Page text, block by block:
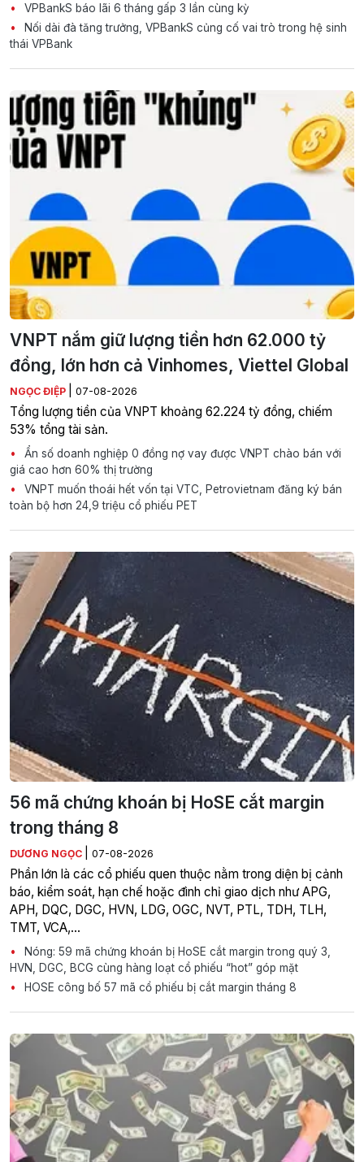
VPBankS báo lãi 6 tháng gấp 3 lần cùng kỳ
Nối dài đà tăng trưởng, VPBankS củng cố vai trò trong hệ sinh
thái VPBank
VNPT nắm giữ lượng tiền hơn 62.000 tỷ
đồng, lớn hơn cả Vinhomes, Viettel Global
NGỌC ĐIỆP 07-08-2026
Tổng lượng tiền của VNPT khoảng 62.224 tỷ đồng, chiếm
53% tổng tài sản.
Ẩn số doanh nghiệp 0 đồng nợ vay được VNPT chào bán với
giá cao hơn 60% thị trường
VNPT muốn thoái hết vốn tại VTC, Petrovietnam đăng ký bán
toàn bộ hơn 24,9 triệu cổ phiếu PET
56 mã chứng khoán bị HoSE cắt margin
trong tháng 8
DƯƠNG NGỌC 07-08-2026
Phần lớn là các cổ phiếu quen thuộc nằm trong diện bị cảnh
báo, kiểm soát, hạn chế hoặc đình chỉ giao dịch như APG,
APH, DQC, DGC, HVN, LDG, OGC, NVT, PTL, TDH, TLH,
TMT, VCA,…
Nóng: 59 mã chứng khoán bị HoSE cắt margin trong quý 3,
HVN, DGC, BCG cùng hàng loạt cổ phiếu “hot” góp mặt
HOSE công bố 57 mã cổ phiếu bị cắt margin tháng 8